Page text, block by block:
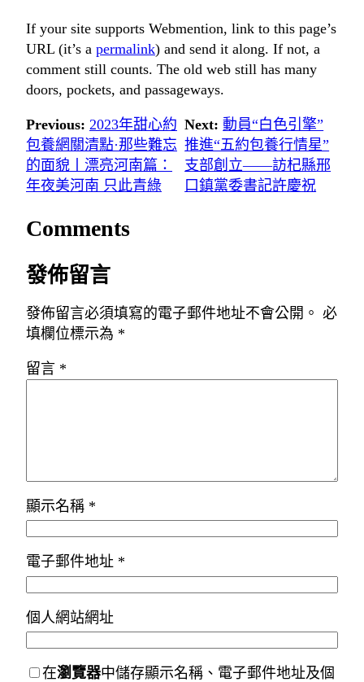
If your site supports Webmention, link to this page’s
URL (it’s a permalink) and send it along. If not, a
comment still counts. The old web still has many
doors, pockets, and passageways.
Previous: 2023年甜心約
包養網關清點·那些難忘
的面貌丨漂亮河南篇：
年夜美河南 只此青綠
Next: 動員“白色引擎”
推進“五約包養行情星”
支部創立——訪杞縣邢
口鎮黨委書記許慶祝
Comments
發佈留言
發佈留言必須填寫的電子郵件地址不會公開。 必
填欄位標示為 *
留言 *
顯示名稱 *
電子郵件地址 *
個人網站網址
在瀏覽器中儲存顯示名稱、電子郵件地址及個